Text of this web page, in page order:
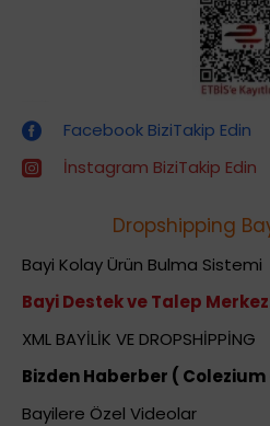
Facebook BiziTakip Edin
İnstagram BiziTakip Edin
Dropshipping
Bayi Kolay Ürün Bulma Sistemi
Bayi Destek ve Talep
XML BAYİLİK VE DROPSHİPPİNG
Bizden Haberber ( Colezium
Bayilere Özel Videolar